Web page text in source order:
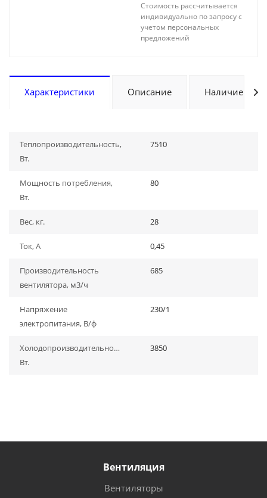
Стоимость рассчитывается
индивидуально по запросу с
учетом персональных
предложений
Характеристики Описание Наличие
Теплопроизводительность,
Вт.
7510
Мощность потребления,
Вт.
80
Вес, кг. 28
Ток, А 0,45
Производительность
вентилятора, м3/ч
685
Напряжение
электропитания, В/ф
230/1
Холодопроизводительность,
Вт.
3850
Вентиляция
Вентиляторы